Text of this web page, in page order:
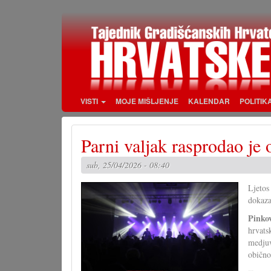
VISTI MOJE MIŠLJENJE KALENDAR
Parni valjak rasprodao je
sub, 25/04/2026 - 08:40